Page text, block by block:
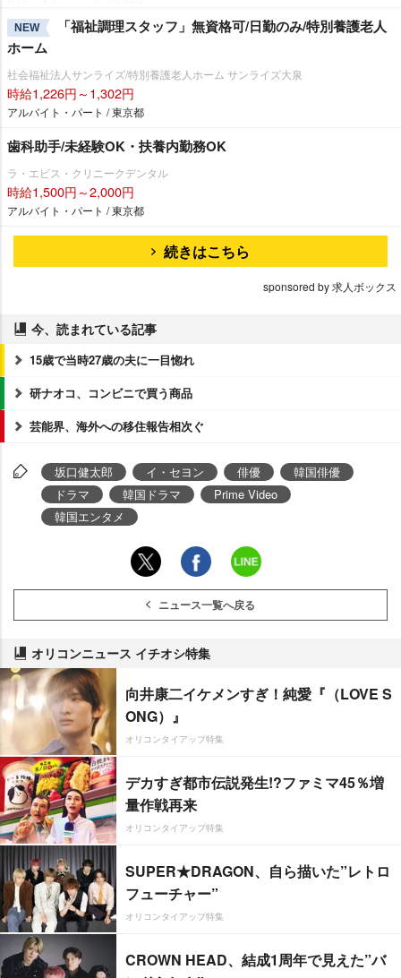
NEW
「福祉調理スタッフ」無資格可/日勤のみ/特別養護老人
ホーム
社会福祉法人サンライズ/特別養護老人ホーム サンライズ大泉
時給1,226円～1,302円
アルバイト・パート / 東京都
歯科助手/未経験OK・扶養内勤務OK
ラ・エビス・クリニークデンタル
時給1,500円～2,000円
アルバイト・パート / 東京都
続きはこちら
sponsored by 求人ボックス
今、読まれている記事
15歳で当時27歳の夫に一目惚れ
研ナオコ、コンビニで買う商品
芸能界、海外への移住報告相次ぐ
坂口健太郎 イ・セヨン 俳優
韓国俳優
ドラマ
韓国ドラマ
Prime Video
韓国エンタメ
ニュース一覧へ戻る
オリコンニュース イチオシ特集
向井康二イケメンすぎ！純愛『（LOVE S
ONG）』
オリコンタイアップ特集
デカすぎ都市伝説発生!?ファミマ45％増
量作戦再来
オリコンタイアップ特集
SUPER★DRAGON、自ら描いた”レトロ
フューチャー”
オリコンタイアップ特集
CROWN HEAD、結成1周年で見えた”バ